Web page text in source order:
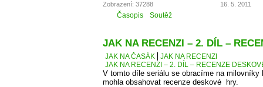
Zobrazení: 37288 16. 5. 2011
Časopis Soutěž
JAK NA RECENZI – 2. DÍL –
JAK NA ČASÁK
JAK NA RECENZI
JAK NA RECENZI – 2. DÍL – RECENZE
V tomto díle seriálu se obracíme na milovníky
mohla obsahovat recenze deskové hry.